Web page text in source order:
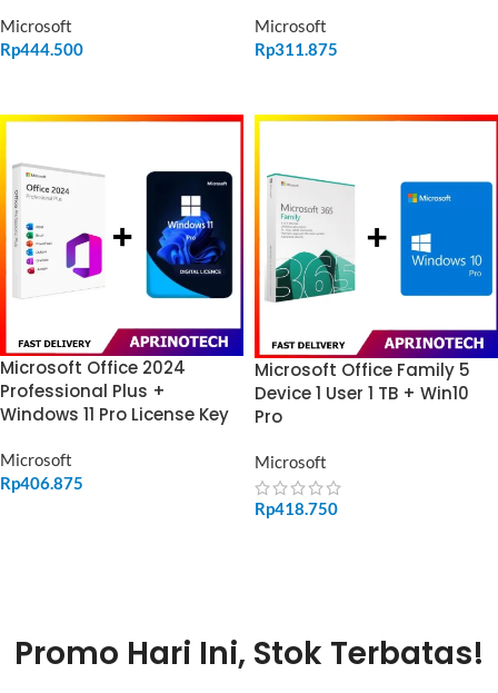
Microsoft
Rp444.500
Microsoft
Rp311.875
Microsoft Office 2024
Professional Plus +
Windows 11 Pro License Key
Microsoft
Rp406.875
Microsoft Office Family 5
Device 1 User 1 TB + Win10
Pro
Microsoft
Rp418.750
Promo Hari Ini, Stok Terbatas!